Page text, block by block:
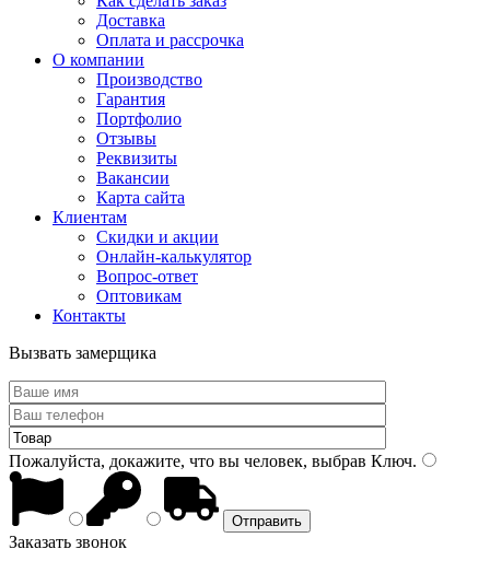
Доставка
Оплата и рассрочка
О компании
Производство
Гарантия
Портфолио
Отзывы
Реквизиты
Вакансии
Карта сайта
Клиентам
Скидки и акции
Онлайн-калькулятор
Вопрос-ответ
Оптовикам
Контакты
Вызвать замерщика
Пожалуйста, докажите, что вы человек, выбрав Ключ.
Заказать звонок